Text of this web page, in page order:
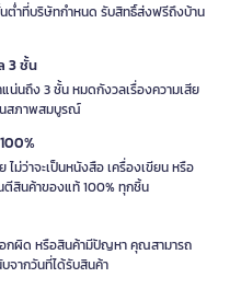
ต่ำที่บริษัทกำหนด รับสิทธิ์ส่งฟรีถึงบ้าน
3 ชั้น
น่นถึง 3 ชั้น หมดกังวลเรื่องความเสีย
สภาพสมบูรณ์
ม่ว่าจะเป็นหนังสือ เครื่องเขียน หรือ
ตีสินค้าของแท้ 100% ทุกชิ้น
อกผิด หรือสินค้ามีปัญหา คุณสามารถ
จากวันที่ได้รับสินค้า